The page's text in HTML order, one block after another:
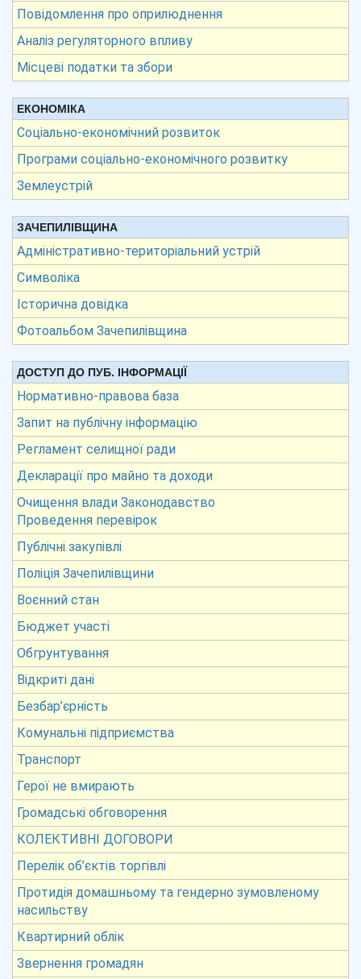
Повідомлення про оприлюднення
Аналіз регуляторного впливу
Місцеві податки та збори
ЕКОНОМІКА
Соціально-економічний розвиток
Програми соціально-економічного розвитку
Землеустрій
ЗАЧЕПИЛІВЩИНА
Адміністративно-територіальний устрій
Символіка
Історична довідка
Фотоальбом Зачепилівщина
ДОСТУП ДО ПУБ. ІНФОРМАЦІЇ
Нормативно-правова база
Запит на публічну інформацію
Регламент селищної ради
Декларації про майно та доходи
Очищення влади Законодавство
Проведення перевірок
Публічні закупівлі
Поліція Зачепилівщини
Воєнний стан
Бюджет участі
Обгрунтування
Відкриті дані
Безбар’єрність
Комунальні підприємства
Транспорт
Герої не вмирають
Громадські обговорення
КОЛЕКТИВНІ ДОГОВОРИ
Перелік об’єктів торгівлі
Протидія домашньому та гендерно зумовленому
насильству
Квартирний облік
Звернення громадян